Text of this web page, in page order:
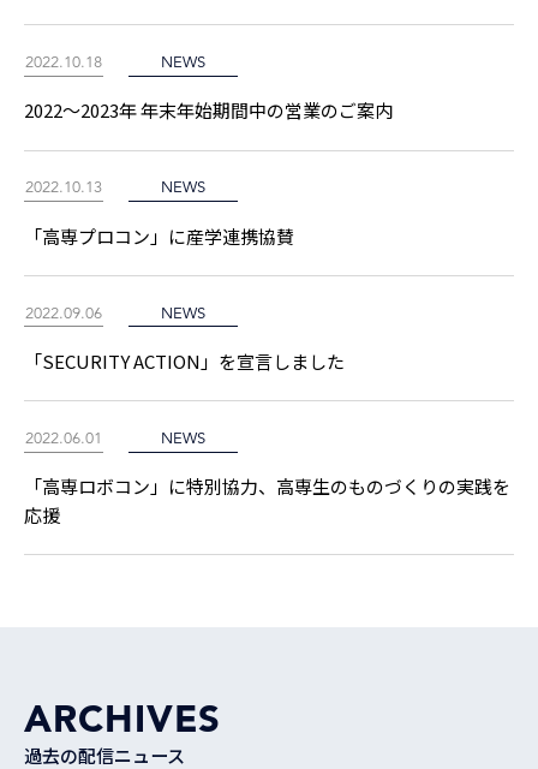
2022.10.18 NEWS
2022～2023年 年末年始期間中の営業のご案内
2022.10.13 NEWS
「高専プロコン」に産学連携協賛
2022.09.06 NEWS
「SECURITY ACTION」を宣言しました
2022.06.01 NEWS
「高専ロボコン」に特別協力、高専生のものづくりの実践を
応援
ARCHIVES
過去の配信ニュース